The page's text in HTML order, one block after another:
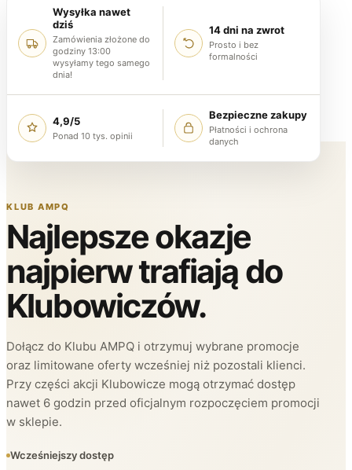
Wysyłka nawet
dziś
Zamówienia złożone do
godziny 13:00
wysyłamy tego samego
dnia!
14 dni na zwrot
Prosto i bez
formalności
4,9/5
Ponad 10 tys. opinii
Bezpieczne zakupy
Płatności i ochrona
danych
KLUB AMPQ
Najlepsze okazje
najpierw trafiają do
Klubowiczów.
Dołącz do Klubu AMPQ i otrzymuj wybrane promocje
oraz limitowane oferty wcześniej niż pozostali klienci.
Przy części akcji Klubowicze mogą otrzymać dostęp
nawet 6 godzin przed oficjalnym rozpoczęciem promocji
w sklepie.
Wcześniejszy dostęp